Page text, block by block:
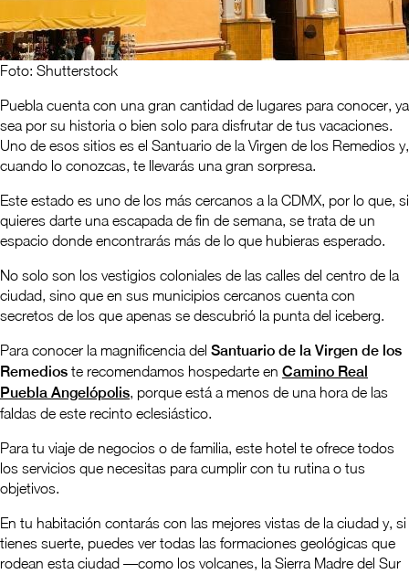
Foto: Shutterstock
Puebla cuenta con una gran cantidad de lugares para conocer, ya
sea por su historia o bien solo para disfrutar de tus vacaciones.
Uno de esos sitios es el Santuario de la Virgen de los Remedios y,
cuando lo conozcas, te llevarás una gran sorpresa.
Este estado es uno de los más cercanos a la CDMX, por lo que, si
quieres darte una escapada de fin de semana, se trata de un
espacio donde encontrarás más de lo que hubieras esperado.
No solo son los vestigios coloniales de las calles del centro de la
ciudad, sino que en sus municipios cercanos cuenta con
secretos de los que apenas se descubrió la punta del iceberg.
Para conocer la magnificencia del Santuario de la Virgen de los
Remedios te recomendamos hospedarte en Camino Real
Puebla Angelópolis, porque está a menos de una hora de las
faldas de este recinto eclesiástico.
Para tu viaje de negocios o de familia, este hotel te ofrece todos
los servicios que necesitas para cumplir con tu rutina o tus
objetivos.
En tu habitación contarás con las mejores vistas de la ciudad y, si
tienes suerte, puedes ver todas las formaciones geológicas que
rodean esta ciudad —como los volcanes, la Sierra Madre del Sur